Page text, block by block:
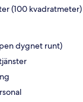
(100 kvadratmeter)
dygnet runt)